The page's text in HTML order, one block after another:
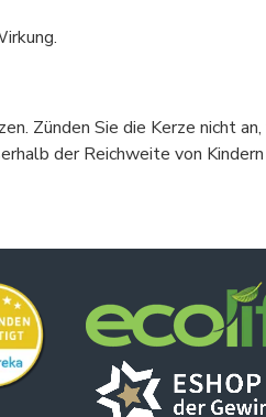
Zünden Sie die Kerze nicht
der Reichweite von